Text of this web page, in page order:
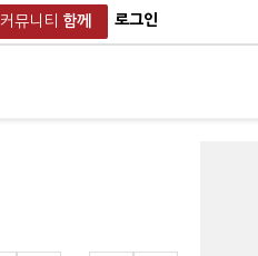
커뮤니티 함께 로그인